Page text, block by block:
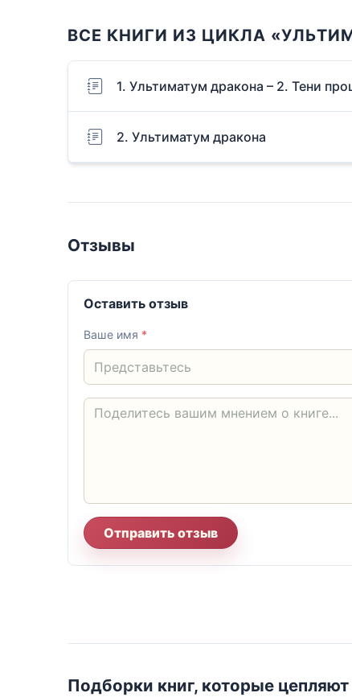
ВСЕ КНИГИ ИЗ ЦИКЛА
1. Ультиматум дракона – 2. Тени
2. Ультиматум дракона
Отзывы
Оставить отзыв
Ваше имя *
Отправить отзыв
Подборки книг, которые цепляют